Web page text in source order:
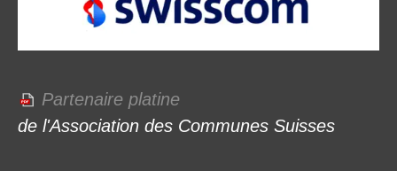
Partenaire platine
de l'Association des Communes Suisses